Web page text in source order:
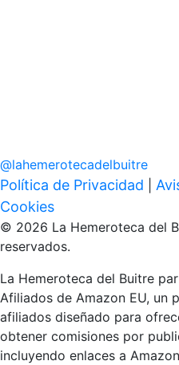
@lahemerotecadelbuitre
Política de Privacidad
Cookies
© 2026 La Hemeroteca del
reservados.
La Hemeroteca del Buitre
Afiliados de Amazon EU, un
afiliados diseñado para
obtener comisiones por
incluyendo enlaces a